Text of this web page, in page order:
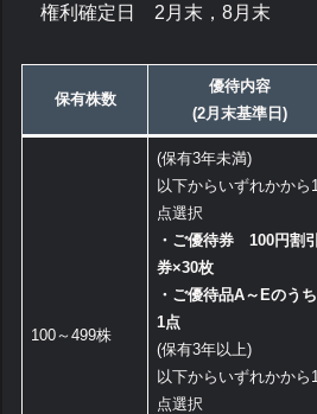
権利確定日 2月末，8月末
保有株数
優待内容
(2月末基準日)
100～499株
(保有3年未満)
以下からいずれかから1
点選択
・ご優待券 100円割引
券×30枚
・ご優待品A～Eのうち
1点
(保有3年以上)
以下からいずれかから1
点選択